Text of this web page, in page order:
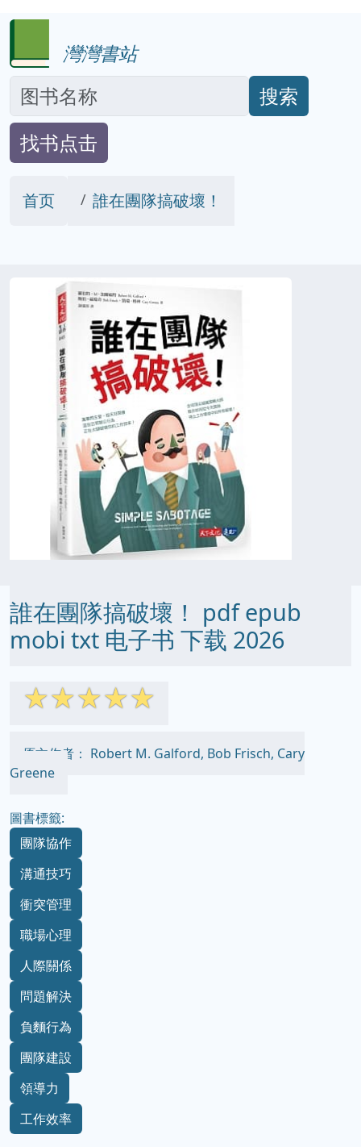
灣灣書站
搜索
找书点击
首页 誰在團隊搞破壞！
誰在團隊搞破壞！ pdf epub
mobi txt 电子书 下载 2026
☆☆☆☆☆
原文作者： Robert M. Galford, Bob Frisch, Cary
Greene
圖書標籤:
團隊協作
溝通技巧
衝突管理
職場心理
人際關係
問題解決
負麵行為
團隊建設
領導力
工作效率